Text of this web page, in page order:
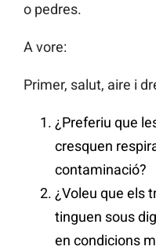
o pedres.
A vore:
Primer, salut, aire i
¿Preferiu que
cresquen
contaminació?
¿Voleu que els
tinguen sous
en condicions